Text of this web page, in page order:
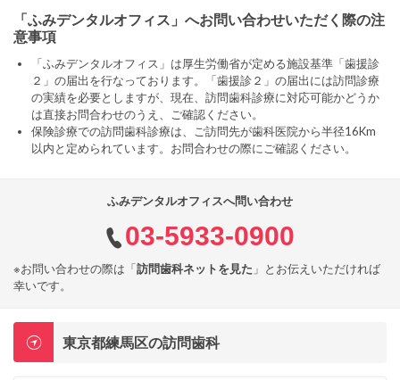
「ふみデンタルオフィス」へお問い合わせいただく際の注
意事項
「ふみデンタルオフィス」は厚生労働省が定める施設基準「歯援診
２」の届出を行なっております。「歯援診２」の届出には訪問診療
の実績を必要としますが、現在、訪問歯科診療に対応可能かどうか
は直接お問合わせのうえ、ご確認ください。
保険診療での訪問歯科診療は、ご訪問先が歯科医院から半径16Km
以内と定められています。お問合わせの際にご確認ください。
ふみデンタルオフィスへ問い合わせ
03-5933-0900
※お問い合わせの際は「訪問歯科ネットを見た 」とお伝えいただければ
幸いです。
東京都練馬区の訪問歯科